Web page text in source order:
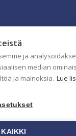
ja
median
ja mainoksia. Lue